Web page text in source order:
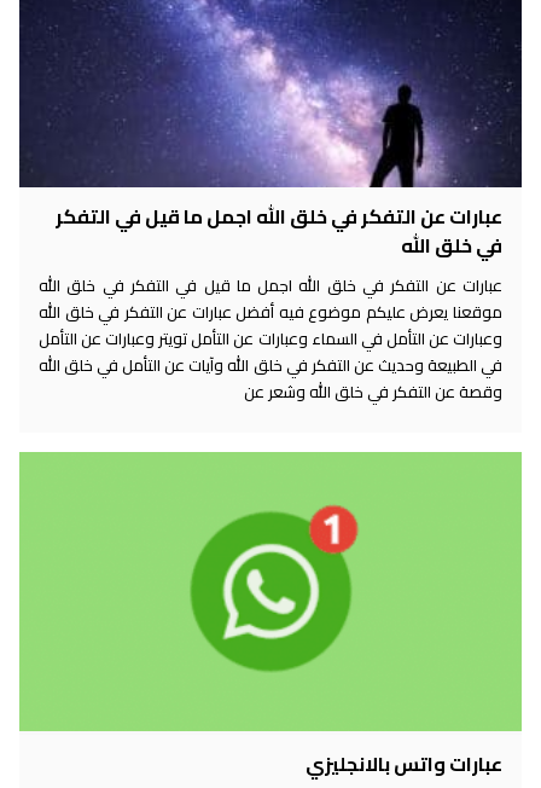
عبارات عن التفكر في خلق الله اجمل ما قيل في التفكر
في خلق الله
عبارات عن التفكر في خلق الله اجمل ما قيل في التفكر في خلق الله
موقعنا يعرض عليكم موضوع فيه أفضل عبارات عن التفكر في خلق الله
وعبارات عن التأمل في السماء وعبارات عن التأمل تويتر وعبارات عن التأمل
في الطبيعة وحديث عن التفكر في خلق الله وآيات عن التأمل في خلق الله
وقصة عن التفكر في خلق الله وشعر عن
عبارات واتس بالانجليزي